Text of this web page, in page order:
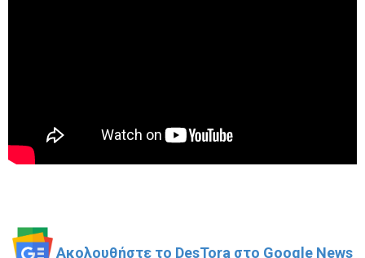
Ακολουθήστε το DesTora στο Google News